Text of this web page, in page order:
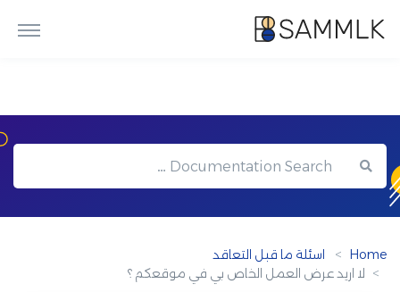
Home
اسئلة ما قبل التعاقد
لا اريد عرض العمل الخاص بي في موقعكم ؟